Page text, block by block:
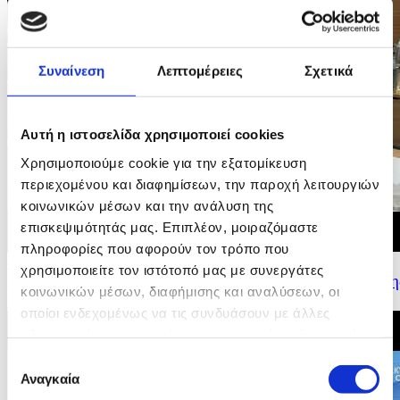
Συναίνεση Λεπτομέρειες Σχετικά
Αυτή η ιστοσελίδα χρησιμοποιεί cookies
Χρησιμοποιούμε cookie για την εξατομίκευση
περιεχομένου και διαφημίσεων, την παροχή λειτουργιών
κοινωνικών μέσων και την ανάλυση της
επισκεψιμότητάς μας. Επιπλέον, μοιραζόμαστε
πληροφορίες που αφορούν τον τρόπο που
χρησιμοποιείτε τον ιστότοπό μας με συνεργάτες
κοινωνικών μέσων, διαφήμισης και αναλύσεων, οι
οποίοι ενδεχομένως να τις συνδυάσουν με άλλες
των υπηρεσιών τους.
συγκατάθεσης
Αναγκαία
09/07/2026 16:19
Δήλωση Υπουργού Εσωτερικών για τα αποτελέσματα
Κυπριακής Προεδρίας του Συμβουλίου της...